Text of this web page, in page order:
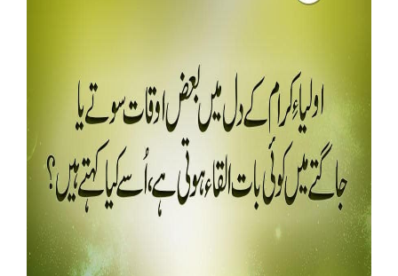
Volunteer Portal
Donation
Departments